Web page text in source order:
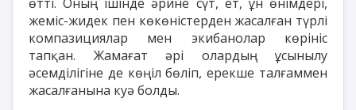
жеміс-жидек пен көкөністерден жасалған түрлі
компазициялар мен экибанолар көрініс
тапқан. Жамағат әрі олардың ұсынылу
әсемділігіне де көңіл бөліп, ерекше талғаммен
жасалғанына куә болды.